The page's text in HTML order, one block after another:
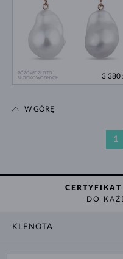
RÓŻOWE ZŁOTO
SŁODKOWODNYCH
3 380
1
W GÓRĘ
DO
KLENOTA